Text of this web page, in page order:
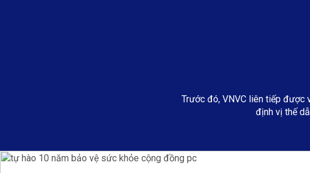
Trước đó, VNVC liên tiếp được
định vị thế